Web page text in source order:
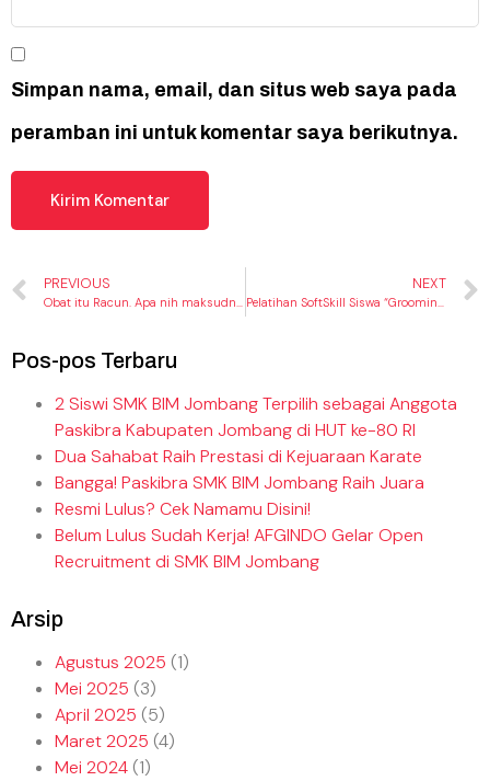
Simpan nama, email, dan situs web saya pada
peramban ini untuk komentar saya berikutnya.
PREVIOUS
Obat itu Racun. Apa nih maksudnya?
NEXT
Pelatihan SoftSkill Siswa “Grooming and Communication”
Pos-pos Terbaru
2 Siswi SMK BIM Jombang Terpilih sebagai Anggota
Paskibra Kabupaten Jombang di HUT ke-80 RI
Dua Sahabat Raih Prestasi di Kejuaraan Karate
Bangga! Paskibra SMK BIM Jombang Raih Juara
Resmi Lulus? Cek Namamu Disini!
Belum Lulus Sudah Kerja! AFGINDO Gelar Open
Recruitment di SMK BIM Jombang
Arsip
Agustus 2025 (1)
Mei 2025 (3)
April 2025 (5)
Maret 2025 (4)
Mei 2024 (1)